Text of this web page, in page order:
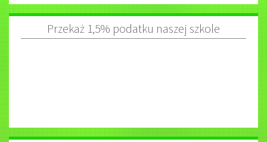
Przekaż 1,5% podatku naszej szkole